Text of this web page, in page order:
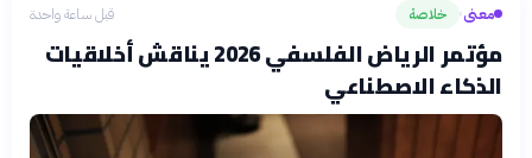
معنى› خلاصة قبل ساعة واحدة
مؤتمر الرياض الفلسفي 2026 يناقش أخلاقيات
الذكاء الاصطناعي